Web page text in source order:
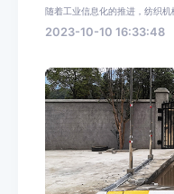
随着工业信息化的推进，纺织
2023-10-10 16:33:48